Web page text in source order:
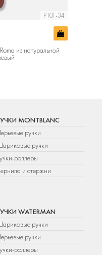
P101-34
из натуральной
MONTBLANC
ручки
ручки
роллеры
и стержни
WATERMAN
ручки
ручки
роллеры